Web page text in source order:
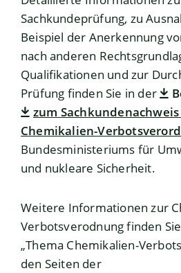
Sachkundeprüfung, zu
Beispiel der Anerkennung
nach anderen
Qualifikationen und zur
Prüfung finden Sie in der
zum
Chemikalien-
Bundesministeriums für
und nukleare Sicherheit.
Weitere Informationen zur
Verbotsverodnung finden
„Thema Chemikalien-
den Seiten der